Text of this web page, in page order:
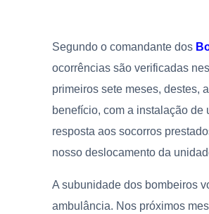
Segundo o comandante dos
ocorrências são verificadas
primeiros sete meses, destes,
benefício, com a instalação
resposta aos socorros
nosso deslocamento da
A subunidade dos bombeiros
ambulância. Nos próximos